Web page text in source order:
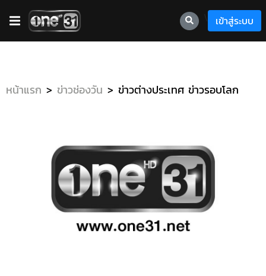
เข้าสู่ระบบ
หน้าแรก ข่าวช่องวัน ข่าวต่างประเทศ ข่าวรอบโลก